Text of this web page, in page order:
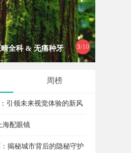
4/10
开场：你有没有在赛道上被耳
周榜
引领未来视觉体验的新风
海配眼镜
揭秘城市背后的隐秘守护